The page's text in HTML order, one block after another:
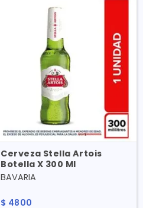
Cerveza Stella Artois
Botella X 300 Ml
BAVARIA
$ 4800